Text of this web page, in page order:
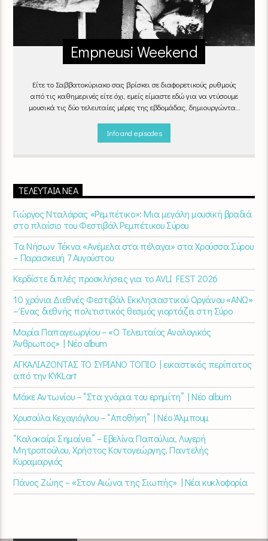
Empneusi Weekend
Είτε το Σαββατοκύριακο σας βρίσκει σε διαφορετικούς ρυθμούς
από τις καθημερινές είτε όχι, εμείς είμαστε εδώ για να ντύσουμε
μουσικά τις δύο τελευταίες μέρες της εβδομάδας, δημιουργώντας
Info and episodes
ΤΕΛΕΥΤΑΊΑ ΝΈΑ
Γιώργος Νταλάρας «Ρεμπέτικο»: Μια μεγάλη μουσική βραδιά
στο πλαίσιο του Φεστιβάλ Ρεμπέτικου Σύρου
Τα Νήσων Τέκνα «Ανέμελα στα πέλαγα» στα Χρούσσα Σύρου
– Παρασκευή 7 Αυγούστου
Κερδίστε διπλές προσκλήσεις για το AVLI FEST 2026
10 χρόνια Διεθνές Φεστιβάλ Εκκλησιαστικού Οργάνου «ΑΝΩ»
– Ένας διεθνής πολιτιστικός θεσμός γιορτάζει στη Σύρο​
Μαρία Παπαγεωργίου – «Ο Τελευταίος Αναλογικός
Άνθρωπος» | Νέο album
ΑΓΚΑΛΙΑΖΟΝΤΑΣ ΤΟ ΣΥΡΙΑΝΟ ΤΟΠΙΟ | εικαστικός περίπατος
από την KYKLart
Μάκε Αντωνίου – “Στα χνάρια του ερημίτη” | Νέο album
Χρυσούλα Κεχαγιόγλου – “Αποθήκη” | Νέο Άλμπουμ
“Καλοκαίρι Σημαίνει” – Εβελίνα Παπούλια, Λυγερή
Μητροπούλου, Χρήστος Κοντογεώργης, Παντελής
Κυραμαργιός
Πάνος Ζώης – «Στον Αιώνα της Σιωπής» | Νέα κυκλοφορία